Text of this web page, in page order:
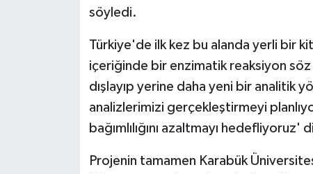
söyledi.
Türkiye'de ilk kez bu alanda yerli bir
içeriğinde bir enzimatik reaksiyon
dışlayıp yerine daha yeni bir analitik
analizlerimizi gerçekleştirmeyi
bağımlılığını azaltmayı hedefliyoruz'
Projenin tamamen Karabük